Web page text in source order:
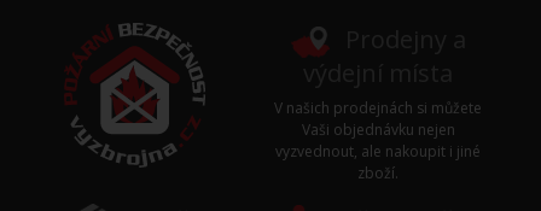
V našich prodejnách si můžete
Vaši objednávku nejen
vyzvednout, ale nakoupit i jiné
zboží.